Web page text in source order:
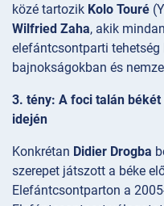
közé tartozik Kolo Touré
Wilfried Zaha, akik
elefántcsontparti
bajnokságokban és
3. tény: A foci talán
idején
Konkrétan Didier Drogba
szerepet játszott a béke
Elefántcsontparton a